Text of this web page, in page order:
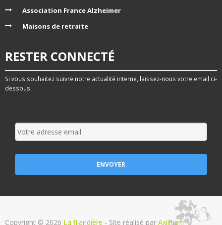
Association France Alzheimer
Maisons de retraite
RESTER CONNECTÉ
Si vous souhaitez suivre notre actualité interne, laissez-nous votre email ci-
dessous.
Copyright © 2026 La filandière - Site réalisé par Axiline.fr